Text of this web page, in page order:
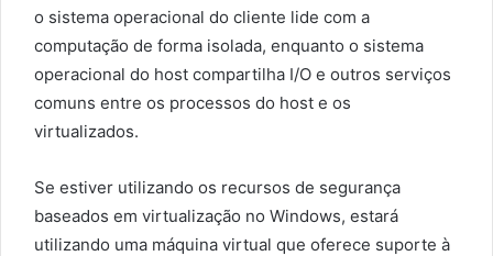
o sistema operacional do cliente lide com a
computação de forma isolada, enquanto o sistema
operacional do host compartilha I/O e outros serviços
comuns entre os processos do host e os
virtualizados.
Se estiver utilizando os recursos de segurança
baseados em virtualização no Windows, estará
utilizando uma máquina virtual que oferece suporte à